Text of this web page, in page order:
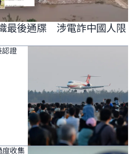
最後通牒 涉電詐中國人限
認證
收集